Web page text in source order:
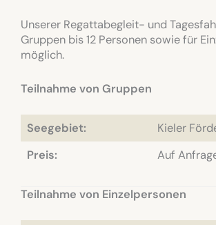
Unserer Regattabegleit- und
Gruppen bis 12 Personen sowie für
möglich.
Teilnahme von Gruppen
Seegebiet:
Kieler
Preis:
Auf
Teilnahme von Einzelpersonen